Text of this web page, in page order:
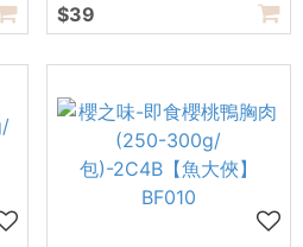
$39